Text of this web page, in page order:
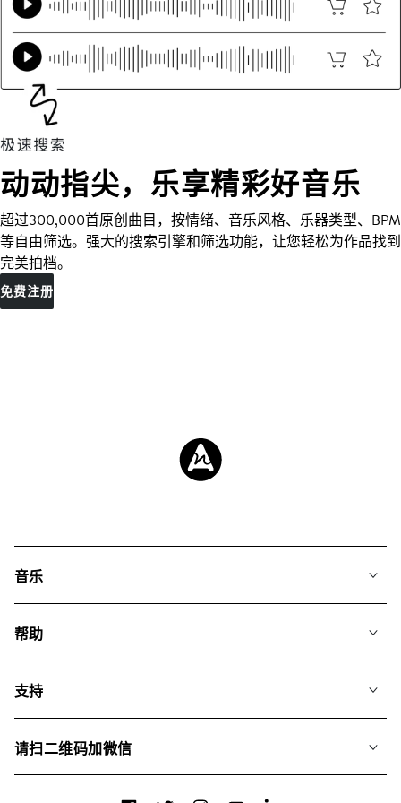
动动指尖，乐享精彩好音乐
超过300,000首原创曲目，按情绪、音乐风格、乐器类型、BPM
等自由筛选。强大的搜索引擎和筛选功能，让您轻松为作品找到
完美拍档。
免费注册
音乐
搜索
专辑
帮助
我们如何运用AI
支持
关于我们
请扫二维码加微信